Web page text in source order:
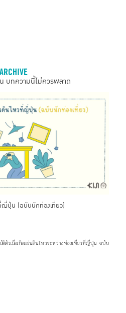
ARCHIVE
บทความนี้ไม่ควรพลาด
ญี่ปุ่น (ฉบับนักท่องเที่ยว)
ติตัวเมื่อเกิดแผ่นดินไหวระหว่างท่องเที่ยวที่ญี่ปุ่น ฉบับ